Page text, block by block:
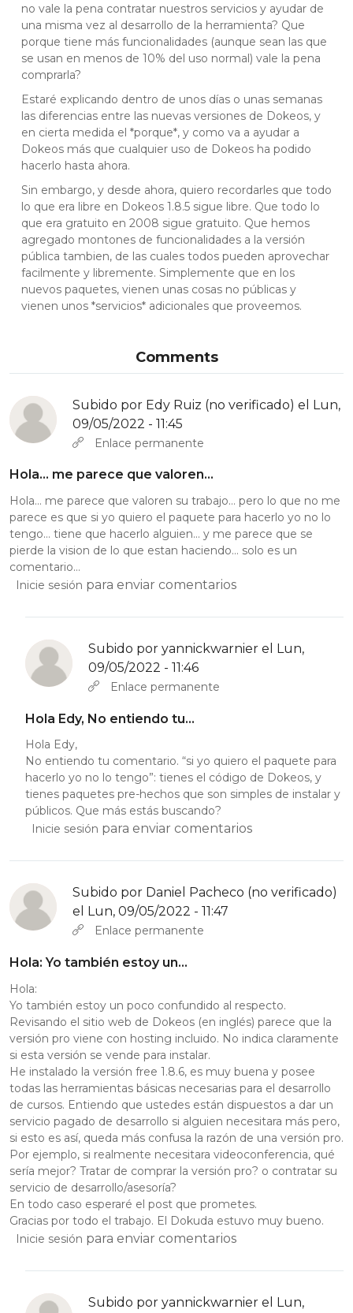
no vale la pena contratar nuestros servicios y ayudar de
una misma vez al desarrollo de la herramienta? Que
porque tiene más funcionalidades (aunque sean las que
se usan en menos de 10% del uso normal) vale la pena
comprarla?
Estaré explicando dentro de unos días o unas semanas
las diferencias entre las nuevas versiones de Dokeos, y
en cierta medida el *porque*, y como va a ayudar a
Dokeos más que cualquier uso de Dokeos ha podido
hacerlo hasta ahora.
Sin embargo, y desde ahora, quiero recordarles que todo
lo que era libre en Dokeos 1.8.5 sigue libre. Que todo lo
que era gratuito en 2008 sigue gratuito. Que hemos
agregado montones de funcionalidades a la versión
pública tambien, de las cuales todos pueden aprovechar
facilmente y libremente. Simplemente que en los
nuevos paquetes, vienen unas cosas no públicas y
vienen unos *servicios* adicionales que proveemos.
Comments
Subido por Edy Ruiz (no verificado) el Lun,
09/05/2022 - 11:45
Enlace permanente
Hola… me parece que valoren…
Hola… me parece que valoren su trabajo… pero lo que no me
parece es que si yo quiero el paquete para hacerlo yo no lo
tengo… tiene que hacerlo alguien… y me parece que se
pierde la vision de lo que estan haciendo… solo es un
comentario…
Inicie sesión para enviar comentarios
Subido por yannickwarnier el Lun,
09/05/2022 - 11:46
En respuesta a Hola… me parece que valoren…
Enlace permanente
Hola Edy, No entiendo tu…
Hola Edy,
No entiendo tu comentario. “si yo quiero el paquete para
hacerlo yo no lo tengo”: tienes el código de Dokeos, y
tienes paquetes pre-hechos que son simples de instalar y
públicos. Que más estás buscando?
Inicie sesión para enviar comentarios
Subido por Daniel Pacheco (no verificado)
el Lun, 09/05/2022 - 11:47
Enlace permanente
Hola: Yo también estoy un…
Hola:
Yo también estoy un poco confundido al respecto.
Revisando el sitio web de Dokeos (en inglés) parece que la
versión pro viene con hosting incluido. No indica claramente
si esta versión se vende para instalar.
He instalado la versión free 1.8.6, es muy buena y posee
todas las herramientas básicas necesarias para el desarrollo
de cursos. Entiendo que ustedes están dispuestos a dar un
servicio pagado de desarrollo si alguien necesitara más pero,
si esto es así, queda más confusa la razón de una versión pro.
Por ejemplo, si realmente necesitara videoconferencia, qué
sería mejor? Tratar de comprar la versión pro? o contratar su
servicio de desarrollo/asesoría?
En todo caso esperaré el post que prometes.
Gracias por todo el trabajo. El Dokuda estuvo muy bueno.
Inicie sesión para enviar comentarios
Subido por yannickwarnier el Lun,